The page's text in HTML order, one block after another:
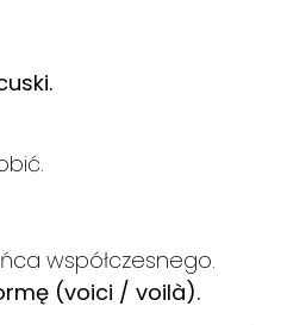
współczesnego.
(voici / voilà).